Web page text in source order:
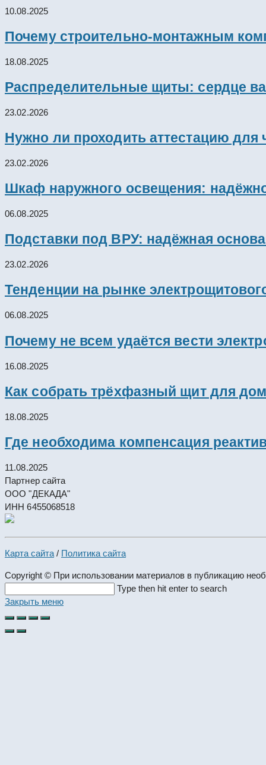
10.08.2025
Почему строительно-монтажным
18.08.2025
Распределительные щиты: сердце
23.02.2026
Нужно ли проходить аттестацию для
23.02.2026
Шкаф наружного освещения:
06.08.2025
Подставки под ВРУ: надёжная
23.02.2026
Тенденции на рынке
06.08.2025
Почему не всем удаётся вести
16.08.2025
Как собрать трёхфазный щит для
18.08.2025
Где необходима компенсация
11.08.2025
Партнер сайта
ООО "ДЕКАДА"
ИНН 6455068518
Карта сайта/ Политика сайта
Copyright © При использовании материалов в публикацию
this
website
Type then hit enter to search
Закрыть меню